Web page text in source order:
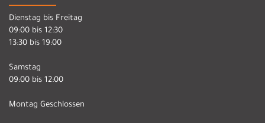
Dienstag bis Freitag
09:00 bis 12:30
13:30 bis 19:00
Samstag
09:00 bis 12:00
Montag Geschlossen